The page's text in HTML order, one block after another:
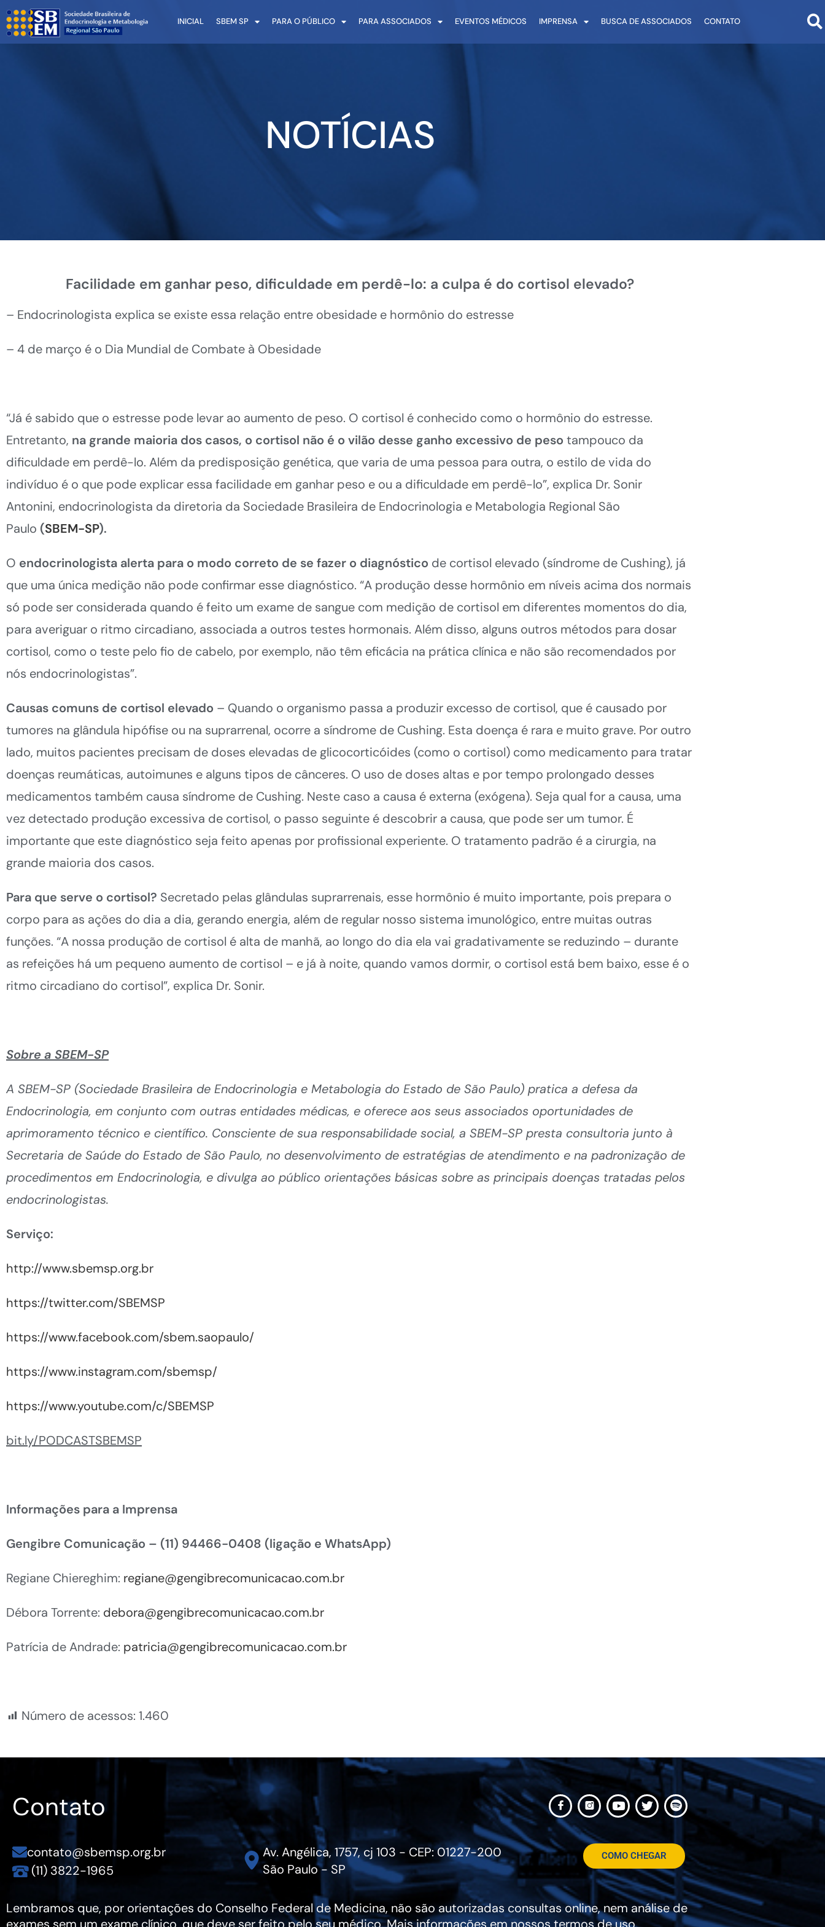
INICIAL SBEM SP PARA O PÚBLICO PARA ASSOCIADOS EVENTOS MÉDICOS IMPRENSA BUSCA DE ASSOCIADOS CONTATO
NOTÍCIAS
Facilidade em ganhar peso, dificuldade em perdê-lo: a culpa é do cortisol elevado?
– Endocrinologista explica se existe essa relação entre obesidade e hormônio do estresse
– 4 de março é o Dia Mundial de Combate à Obesidade
“Já é sabido que o estresse pode levar ao aumento de peso. O cortisol é conhecido como o hormônio do estresse.
Entretanto, na grande maioria dos casos, o cortisol não é o vilão desse ganho excessivo de peso tampouco da
dificuldade em perdê-lo. Além da predisposição genética, que varia de uma pessoa para outra, o estilo de vida do
indivíduo é o que pode explicar essa facilidade em ganhar peso e ou a dificuldade em perdê-lo”, explica Dr. Sonir
Antonini, endocrinologista da diretoria da Sociedade Brasileira de Endocrinologia e Metabologia Regional São
Paulo (SBEM-SP).
O endocrinologista alerta para o modo correto de se fazer o diagnóstico de cortisol elevado (síndrome de Cushing), já
que uma única medição não pode confirmar esse diagnóstico. “A produção desse hormônio em níveis acima dos normais
só pode ser considerada quando é feito um exame de sangue com medição de cortisol em diferentes momentos do dia,
para averiguar o ritmo circadiano, associada a outros testes hormonais. Além disso, alguns outros métodos para dosar
cortisol, como o teste pelo fio de cabelo, por exemplo, não têm eficácia na prática clínica e não são recomendados por
nós endocrinologistas”.
Causas comuns de cortisol elevado – Quando o organismo passa a produzir excesso de cortisol, que é causado por
tumores na glândula hipófise ou na suprarrenal, ocorre a síndrome de Cushing. Esta doença é rara e muito grave. Por outro
lado, muitos pacientes precisam de doses elevadas de glicocorticóides (como o cortisol) como medicamento para tratar
doenças reumáticas, autoimunes e alguns tipos de cânceres. O uso de doses altas e por tempo prolongado desses
medicamentos também causa síndrome de Cushing. Neste caso a causa é externa (exógena). Seja qual for a causa, uma
vez detectado produção excessiva de cortisol, o passo seguinte é descobrir a causa, que pode ser um tumor. É
importante que este diagnóstico seja feito apenas por profissional experiente. O tratamento padrão é a cirurgia, na
grande maioria dos casos.
Para que serve o cortisol? Secretado pelas glândulas suprarrenais, esse hormônio é muito importante, pois prepara o
corpo para as ações do dia a dia, gerando energia, além de regular nosso sistema imunológico, entre muitas outras
funções. “A nossa produção de cortisol é alta de manhã, ao longo do dia ela vai gradativamente se reduzindo – durante
as refeições há um pequeno aumento de cortisol – e já à noite, quando vamos dormir, o cortisol está bem baixo, esse é o
ritmo circadiano do cortisol”, explica Dr. Sonir.
Sobre a SBEM-SP
A SBEM-SP (Sociedade Brasileira de Endocrinologia e Metabologia do Estado de São Paulo) pratica a defesa da
Endocrinologia, em conjunto com outras entidades médicas, e oferece aos seus associados oportunidades de
aprimoramento técnico e científico. Consciente de sua responsabilidade social, a SBEM-SP presta consultoria junto à
Secretaria de Saúde do Estado de São Paulo, no desenvolvimento de estratégias de atendimento e na padronização de
procedimentos em Endocrinologia, e divulga ao público orientações básicas sobre as principais doenças tratadas pelos
endocrinologistas.
Serviço:
http://www.sbemsp.org.br
https://twitter.com/SBEMSP
https://www.facebook.com/sbem.saopaulo/
https://www.instagram.com/sbemsp/
https://www.youtube.com/c/SBEMSP
bit.ly/PODCASTSBEMSP
Informações para a Imprensa
Gengibre Comunicação – (11) 94466-0408 (ligação e WhatsApp)
Regiane Chiereghim: regiane@gengibrecomunicacao.com.br
Débora Torrente: debora@gengibrecomunicacao.com.br
Patrícia de Andrade: patricia@gengibrecomunicacao.com.br
Número de acessos: 1.460
Contato
contato@sbemsp.org.br
(11) 3822-1965
Av. Angélica, 1757, cj 103 - CEP: 01227-200
São Paulo - SP
COMO CHEGAR
Lembramos que, por orientações do Conselho Federal de Medicina, não são autorizadas consultas online, nem análise de
exames sem um exame clínico, que deve ser feito pelo seu médico. Mais informações em nossos termos de uso.